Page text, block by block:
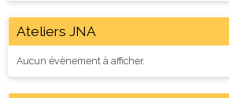
Ateliers JNA
Aucun évènement à afficher.